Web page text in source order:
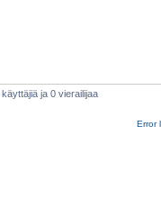
ja 0 vierailijaa
Error